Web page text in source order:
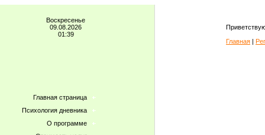
Воскресенье
09.08.2026
01:39
Главная страница
Психология дневника
О программе
Главная |